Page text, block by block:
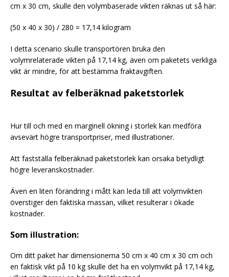
cm x 30 cm, skulle den volymbaserade vikten räknas ut så här:
(50 x 40 x 30) / 280 = 17,14 kilogram
I detta scenario skulle transportören bruka den
volymrelaterade vikten på 17,14 kg, även om paketets verkliga
vikt är mindre, för att bestämma fraktavgiften.
Resultat av felberäknad paketstorlek
Hur till och med en marginell ökning i storlek kan medföra
avsevärt högre transportpriser, med illustrationer.
Att fastställa felberäknad paketstorlek kan orsaka betydligt
högre leveranskostnader.
Även en liten förändring i mått kan leda till att volymvikten
överstiger den faktiska massan, vilket resulterar i ökade
kostnader.
Som illustration:
Om ditt paket har dimensionerna 50 cm x 40 cm x 30 cm och
en faktisk vikt på 10 kg skulle det ha en volymvikt på 17,14 kg,